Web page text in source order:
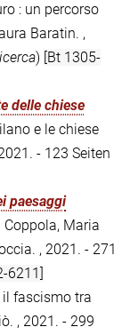
: un percorso
Baratin. ,
) [Bt 1305-
delle chiese
e le chiese
- 123 Seiten
paesaggi
Maria
, 2021. - 271
6211]
fascismo tra
, 2021. - 299